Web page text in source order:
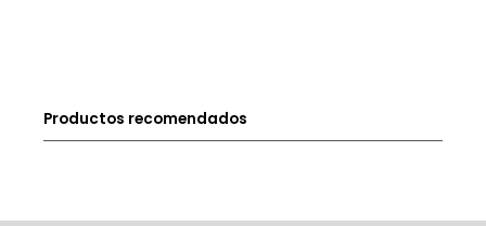
Productos recomendados